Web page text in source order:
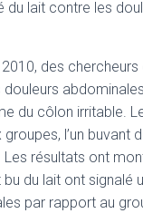
du lait contre les
des
douleurs
du côlon irritable.
l’un buvant
résultats ont
du lait ont signalé
par rapport au